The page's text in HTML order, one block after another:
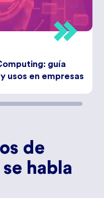
guía
usos en empresas
de
habla